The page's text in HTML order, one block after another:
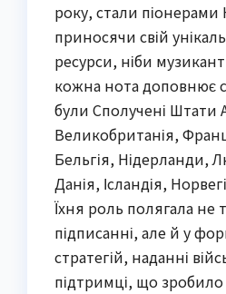
року, стали
приносячи свій
ресурси, ніби
кожна нота доповнює
були Сполучені Штати
Великобританія,
Бельгія, Нідерланди,
Данія, Ісландія,
Їхня роль полягала не
підписанні, але й у
стратегій, наданні
підтримці, що